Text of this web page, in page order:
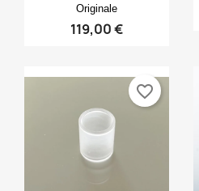
Originale
119,00 €
favorite_border